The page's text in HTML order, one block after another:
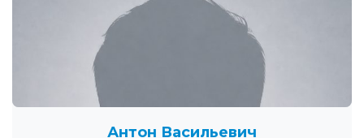
Антон Васильевич